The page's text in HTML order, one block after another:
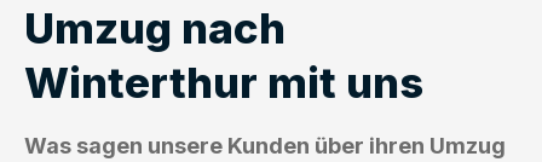
Umzug nach
Winterthur mit uns
Was sagen unsere Kunden über ihren Umzug